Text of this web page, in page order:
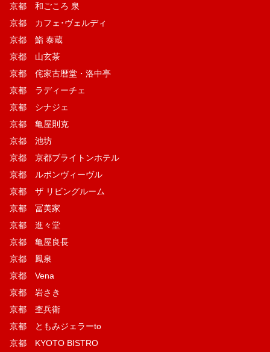
京都 和ごころ 泉
京都 カフェ･ヴェルディ
京都 鮨 泰蔵
京都 山玄茶
京都 侘家古暦堂・洛中亭
京都 ラディーチェ
京都 シナジェ
京都 亀屋則克
京都 池坊
京都 京都ブライトンホテル
京都 ルボンヴィーヴル
京都 ザ リビングルーム
京都 冨美家
京都 進々堂
京都 亀屋良長
京都 鳳泉
京都 Vena
京都 岩さき
京都 杢兵衛
京都 ともみジェラーto
京都 KYOTO BISTRO